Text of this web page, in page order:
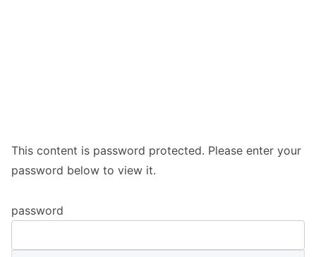
This content is password protected. Please enter your
password below to view it.
password